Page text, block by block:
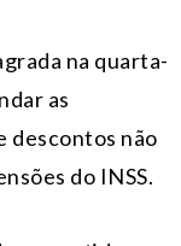
na quarta-
as
descontos não
do INSS.